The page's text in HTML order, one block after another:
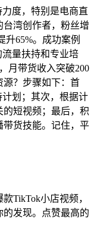
度，特别是电商直
湾创作者，粉丝增
升65%。成功案例
量扶持和专业培
月带货收入突破200
源？步骤如下：首
划；其次，根据计
短视频；最后，积
带货技能。记住，平
TikTok小店视频，
发现。点赞最高的